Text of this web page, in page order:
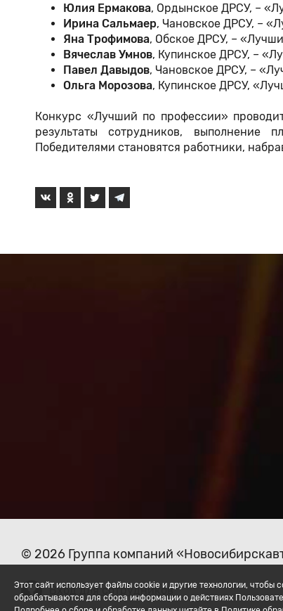
Юлия Ермакова, Ордынское ДРСУ, –
Ирина Сальмаер, Чановское ДРСУ, –
Яна Трофимова, Обское ДРСУ, –
Вячеслав Умнов, Купинское ДРСУ, –
Павел Давыдов, Чановское ДРСУ, –
Ольга Морозова, Купинское ДРСУ,
Конкурс «Лучший по профессии»
результаты сотрудников, выполнение
Победителями становятся работники,
© 2026 Группа компаний
Вход для сотрудников
Этот сайт использует файлы cookie и другие технологии,
обрабатываются для сбора информации о действиях